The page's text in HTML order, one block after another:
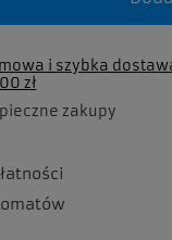
i szybka
zł
zakupy